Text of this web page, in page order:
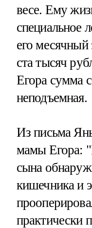
весе. Ему
специальное
его месячный
ста тысяч
Егора сумма
неподъемная.
Из письма
мамы Егора:
сына
кишечника и
практически